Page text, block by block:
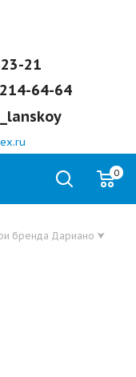
21
64-64
0
бренда Дариано ⮟